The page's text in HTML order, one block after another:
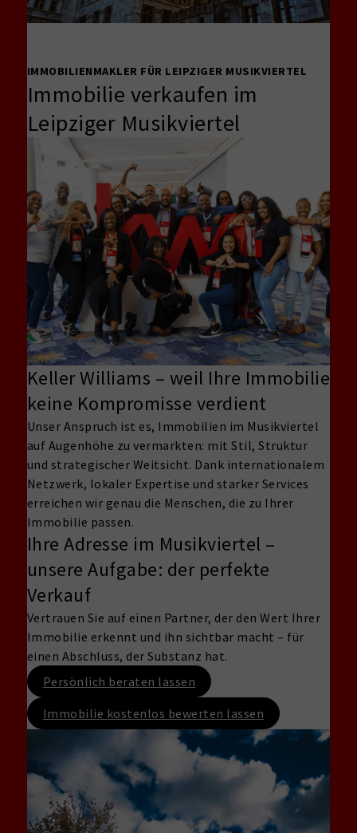
IMMOBILIENMAKLER FÜR LEIPZIGER MUSIKVIERTEL
Immobilie verkaufen im
Leipziger Musikviertel
Keller Williams – weil Ihre Immobilie
keine Kompromisse verdient
Unser Anspruch ist es, Immobilien im Musikviertel
auf Augenhöhe zu vermarkten: mit Stil, Struktur
und strategischer Weitsicht. Dank internationalem
Netzwerk, lokaler Expertise und starker Services
erreichen wir genau die Menschen, die zu Ihrer
Immobilie passen.
Ihre Adresse im Musikviertel –
unsere Aufgabe: der perfekte
Verkauf
Vertrauen Sie auf einen Partner, der den Wert Ihrer
Immobilie erkennt und ihn sichtbar macht – für
einen Abschluss, der Substanz hat.
Persönlich beraten lassen
Immobilie kostenlos bewerten lassen